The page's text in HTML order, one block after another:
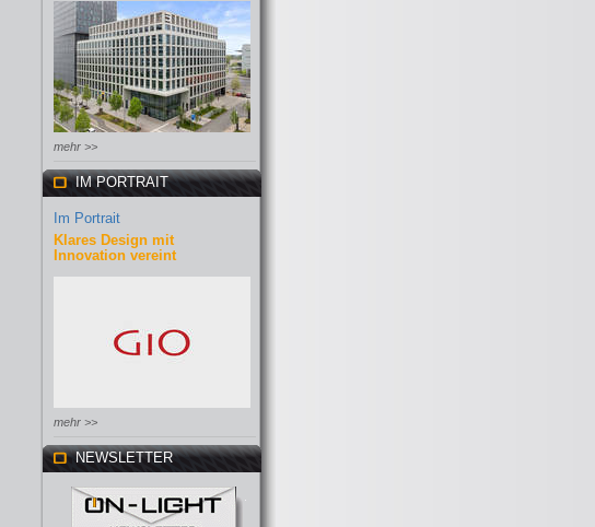
mehr >>
IM PORTRAIT
Im Portrait
Klares Design mit
Innovation vereint
mehr >>
NEWSLETTER